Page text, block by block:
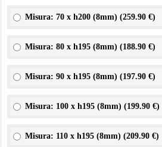
Misura: 70 x h200 (8mm) (259.90 €)
Misura: 80 x h195 (8mm) (188.90 €)
Misura: 90 x h195 (8mm) (197.90 €)
Misura: 100 x h195 (8mm) (199.90 €)
Misura: 110 x h195 (8mm) (209.90 €)